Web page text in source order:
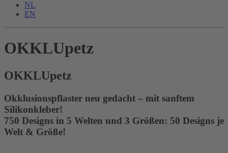
NL
EN
OKKLUpetz
OKKLUpetz
Okklusionspflaster neu gedacht – mit sanftem
Silikonkleber!
750 Designs in 5 Welten und 3 Größen: 50 Designs je
Welt & Größe!